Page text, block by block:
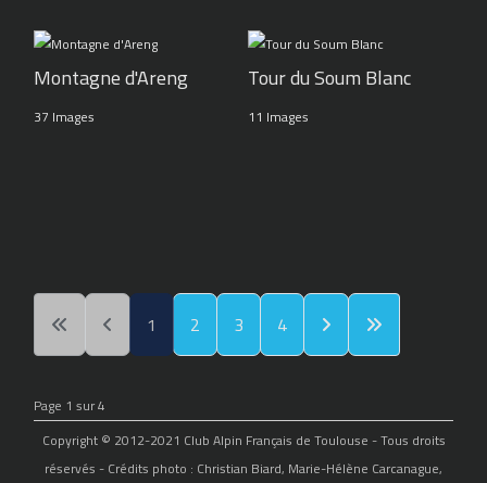
Montagne d'Areng
37 Images
Tour du Soum Blanc
11 Images
1 2 3 4
Page 1 sur 4
Copyright © 2012-2021 Club Alpin Français de Toulouse - Tous droits
réservés - Crédits photo : Christian Biard, Marie-Hélène Carcanague,